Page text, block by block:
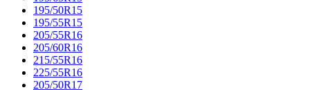
195/50R15
195/55R15
205/55R16
205/60R16
215/55R16
225/55R16
205/50R17